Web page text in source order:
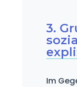
3.
Im